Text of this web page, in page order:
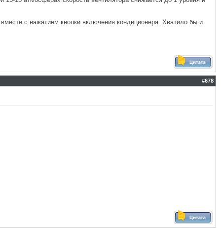
с нажатием кнопки включения кондиционера. Хватило бы и
#678